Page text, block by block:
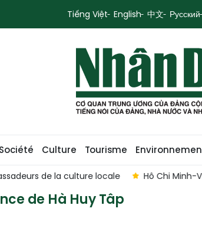
Tiếng Việt English 中文 Русский
Société Culture Tourisme
de la culture locale Hô Chi Minh-
de Hà Huy Tâp